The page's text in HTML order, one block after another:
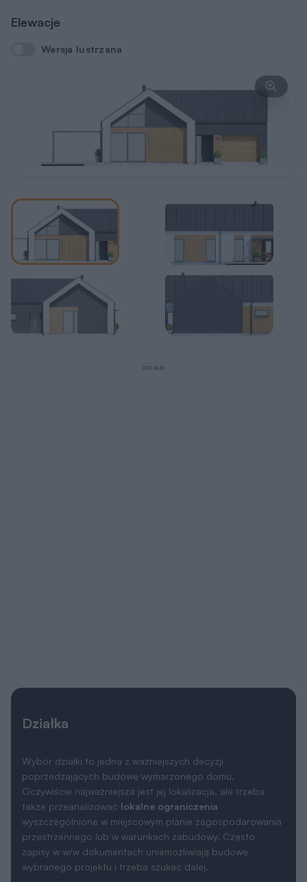
Elewacje
Wersja lustrzana
Wersja lustrzana
REKLAMA
Działka
Wybór działki to jedna z ważniejszych decyzji
poprzedzających budowę wymarzonego domu.
Oczywiście najważniejsza jest jej lokalizacja, ale trzeba
także przeanalizować lokalne ograniczenia
wyszczególnione w miejscowym planie zagospodarowania
przestrzennego lub w warunkach zabudowy. Często
zapisy w w/w dokumentach uniemożliwiają budowę
wybranego projektu i trzeba szukać dalej.